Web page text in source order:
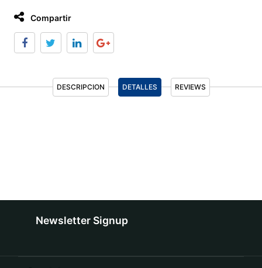
Compartir
DESCRIPCION DETALLES REVIEWS
Newsletter Signup